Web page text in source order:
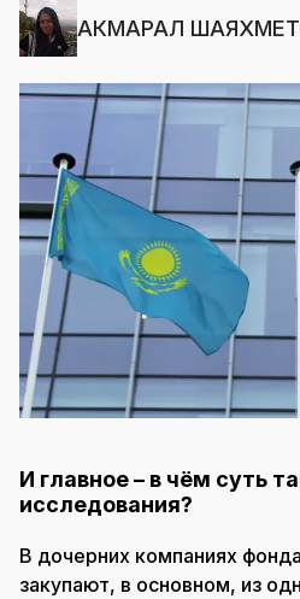
АКМАРАЛ
И главное – в чём суть
исследования?
В дочерних компаниях
закупают, в основном, из